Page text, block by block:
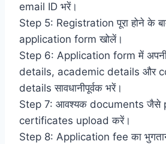
email ID भरें।
Step 5: Registration पूरा होने के
application form खोलें।
Step 6: Application form में
details, academic details और
details सावधानीपूर्वक भरें।
Step 7: आवश्यक documents जैसे
certificates upload करें।
Step 8: Application fee का